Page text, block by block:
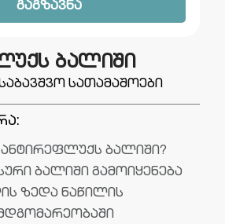
გაგზავნა
ბალიში
სათამაშოები
ბალიში?
ბალიში გამოიყენება
ზედა ნაწილის